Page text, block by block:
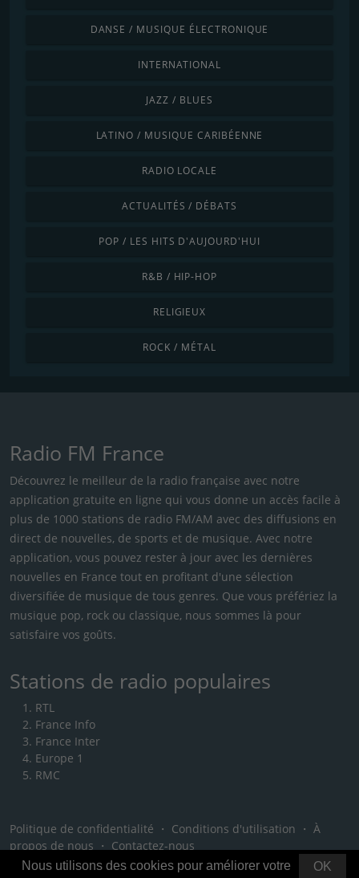
DANSE / MUSIQUE ÉLECTRONIQUE
INTERNATIONAL
JAZZ / BLUES
LATINO / MUSIQUE CARIBÉENNE
RADIO LOCALE
ACTUALITÉS / DÉBATS
POP / LES HITS D'AUJOURD'HUI
R&B / HIP-HOP
RELIGIEUX
ROCK / MÉTAL
Radio FM France
Découvrez le meilleur de la radio française avec notre
application gratuite en ligne qui vous donne un accès facile à
plus de 1000 stations de radio FM/AM avec des diffusions en
direct de nouvelles, de sports et de musique. Avec notre
application, vous pouvez rester à jour avec les dernières
nouvelles en France tout en profitant d'une sélection
diversifiée de musique de tous genres. Que vous préfériez la
musique pop, rock ou classique, nous sommes là pour
satisfaire vos goûts.
Stations de radio populaires
RTL
France Info
France Inter
Europe 1
RMC
Politique de confidentialité ・ Conditions d'utilisation ・ À
propos de nous ・ Contactez-nous
OK
Nous utilisons des cookies pour améliorer votre